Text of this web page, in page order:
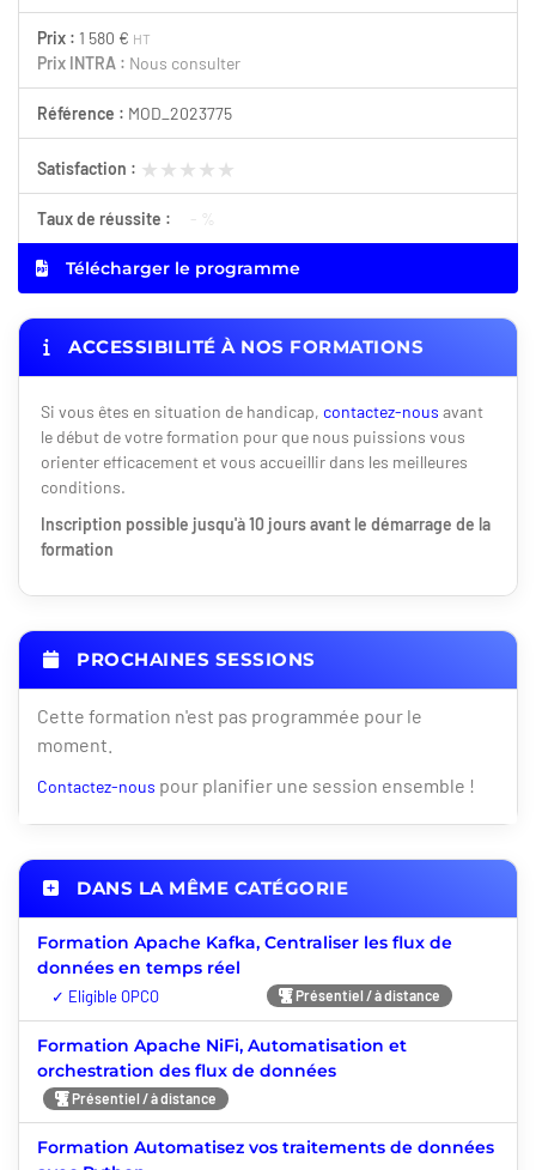
Prix : 1 580 € HT
Prix INTRA : Nous consulter
Référence : MOD_2023775
Satisfaction : ★★★★★
★★★★★
Taux de réussite : - %
Télécharger le programme
ACCESSIBILITÉ À NOS FORMATIONS
Si vous êtes en situation de handicap, contactez-nous avant
le début de votre formation pour que nous puissions vous
orienter efficacement et vous accueillir dans les meilleures
conditions.
Inscription possible jusqu'à 10 jours avant le démarrage de la
formation
PROCHAINES SESSIONS
Cette formation n'est pas programmée pour le
moment.
Contactez-nous pour planifier une session ensemble !
DANS LA MÊME CATÉGORIE
Formation Apache Kafka, Centraliser les flux de
données en temps réel
Présentiel / à distance
Formation Apache NiFi, Automatisation et
orchestration des flux de données
Présentiel / à distance
Formation Automatisez vos traitements de données